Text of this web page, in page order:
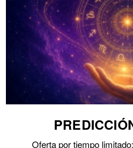
Oferta por tiempo